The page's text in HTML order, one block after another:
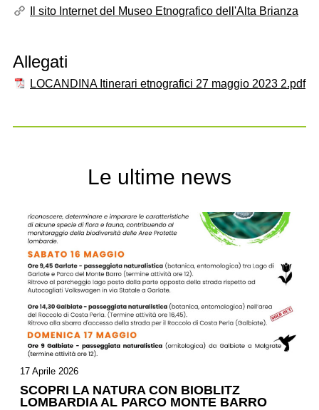
Il sito Internet del Museo Etnografico dell'Alta Brianza
Allegati
LOCANDINA Itinerari etnografici 27 maggio 2023 2.pdf
Le ultime news
17 Aprile 2026
SCOPRI LA NATURA CON BIOBLITZ
LOMBARDIA AL PARCO MONTE BARRO